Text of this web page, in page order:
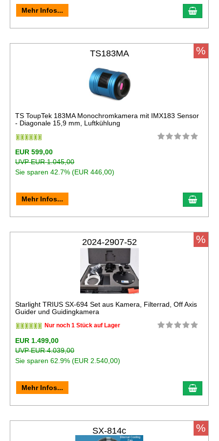
Mehr Infos... In
TS183MA
TS ToupTek 183MA Monochromkamera mit IMX183 Sensor
- Diagonale 15,9 mm, Luftkühlung
EUR 599,00
UVP EUR 1.045,00
Sie sparen 42.7% (EUR 446,00)
Mehr Infos... In
%
2024-2907-52
Starlight TRIUS SX-694 Set aus Kamera, Filterrad, Off Axis
Guider und Guidingkamera
Nur noch 1 Stück auf Lager
EUR 1.499,00
UVP EUR 4.039,00
Sie sparen 62.9% (EUR 2.540,00)
Mehr Infos... In
%
SX-814c %